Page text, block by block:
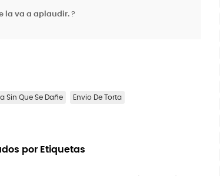
la va a aplaudir. ?
Sin Que Se Dañe
Envio De Torta
por Etiquetas